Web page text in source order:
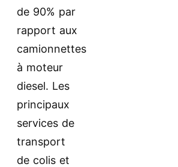
de 90% par
rapport aux
camionnettes
à moteur
diesel. Les
principaux
services de
transport
de colis et